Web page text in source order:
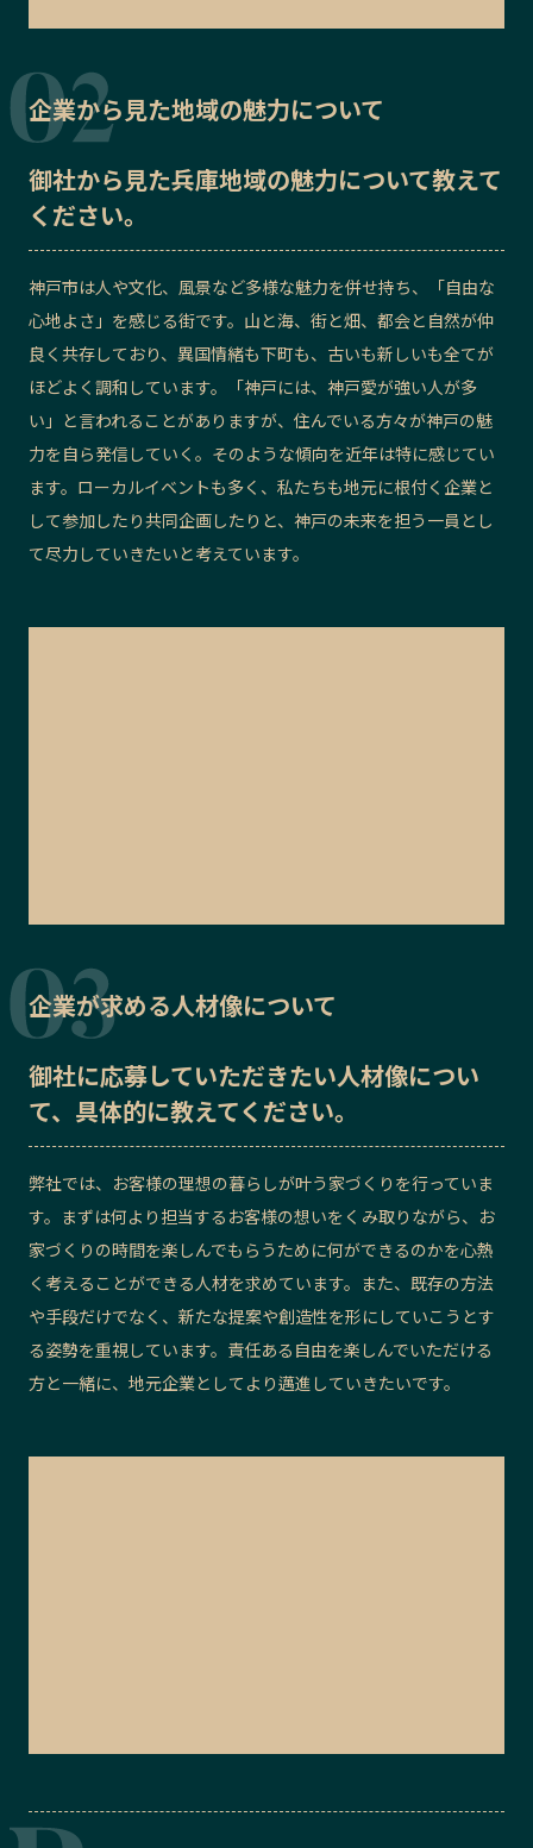
企業から見た地域の魅力について
御社から見た兵庫地域の魅力について教えて
ください。
神戸市は人や文化、風景など多様な魅力を併せ持ち、「自由な
心地よさ」を感じる街です。山と海、街と畑、都会と自然が仲
良く共存しており、異国情緒も下町も、古いも新しいも全てが
ほどよく 調和しています。「神戸には、神戸愛が強い人が多
い」と言われることがありますが、住んでいる方々が神戸の魅
力を自ら発信していく。 そのような傾向を近年は特に感じてい
ます。 ローカルイベントも多く、私たちも地元に根付く企業と
して参加したり共同企画したりと、神戸の未来を担う一員とし
て尽力していきたいと考えています。
企業が求める人材像について
御社に応募していただきたい人材像につい
て、具体的に教えてください。
弊社では、 お客様の理想の暮らしが叶う家づくりを行っていま
す。 まずは何より担当するお客様の想いをくみ取りながら、お
家づくりの時間を楽しんでもらうために何ができるのかを心熱
く考えることができる 人材を求めています。 また、既存の方法
や手段だけでなく、新たな提案や創造性を形にしていこうとす
る姿勢を重視しています。 責任ある自由を楽しんでいただける
方と一緒に、地元企業としてより邁進していきたいです。